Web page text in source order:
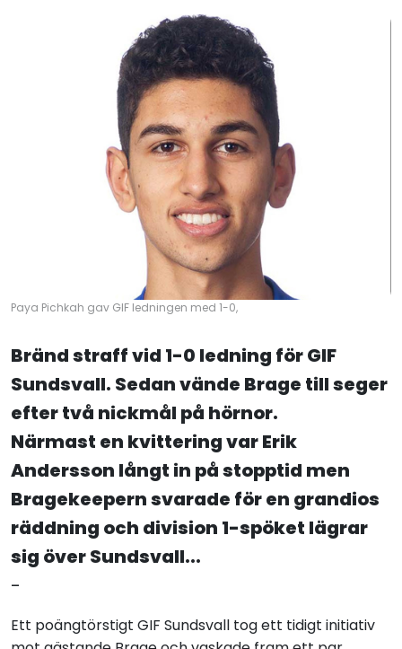
Paya Pichkah gav GIF ledningen med 1-0,
Bränd straff vid 1-0 ledning för GIF
Sundsvall. Sedan vände Brage till seger
efter två nickmål på hörnor.
Närmast en kvittering var Erik
Andersson långt in på stopptid men
Bragekeepern svarade för en grandios
räddning och division 1-spöket lägrar
sig över Sundsvall...
-
Ett poängtörstigt GIF Sundsvall tog ett tidigt initiativ